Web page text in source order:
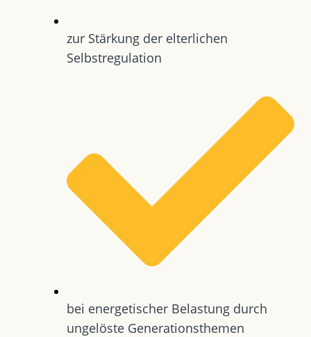
zur Stärkung der elterlichen
Selbstregulation
bei energetischer Belastung durch
ungelöste Generationsthemen